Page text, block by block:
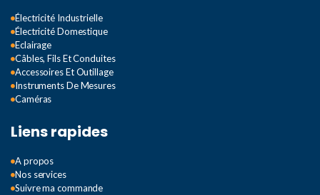
Électricité Industrielle
Électricité Domestique
Eclairage
Câbles, Fils Et Conduites
Accessoires Et Outillage
Instruments De Mesures
Caméras
Liens rapides
A propos
Nos services
Suivre ma commande